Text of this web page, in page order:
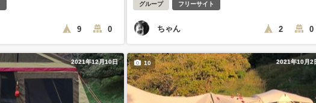
9 0
グループ フリーサイト
ちゃん 2 0
2021年12月10日 2021年10月2
10